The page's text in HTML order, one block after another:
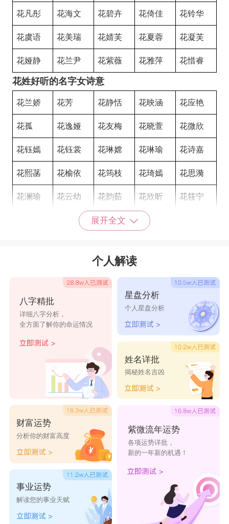
花凡彤 花海文 花碧卉 花倚佳 花铃华
花虞语 花美瑞 花婧芙 花夏蓉 花凝芙
花娅静 花兰尹 花紫薇 花雅萍 花惜睿
花姓好听的名字女诗意
花兰娇 花芳 花静恬 花映涵 花应艳
花孤 花逸娅 花友梅 花晓萱 花微欣
花钰嫣 花钰裳 花琳嫦 花琳瑜 花诗嘉
花熙菡 花榆依 花筠枝 花琦嫣 花思漪
花澜瑜 花云幼 花韵茹 花欣昕 花筱宁
花瑶云 花丽雅 花岚珺
花晓蓝
展开全文
个人解读
八字精批
详细八字分析，
全方面了解你的命运情况
财富运势
分析你的财富高度
事业运势
解读您的事业天赋
星盘分析
个人星盘分析
姓名详批
揭秘姓名吉凶
紫微流年运势
各项运势详批，
新的一年新的机遇！